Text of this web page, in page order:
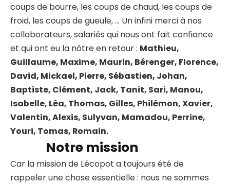
coups de bourre, les coups de chaud, les coups de
froid, les coups de gueule, … Un infini merci à nos
collaborateurs, salariés qui nous ont fait confiance
et qui ont eu la nôtre en retour : Mathieu,
Guillaume, Maxime, Maurin, Bérenger, Florence,
David, Mickael, Pierre, Sébastien, Johan,
Baptiste, Clément, Jack, Tanit, Sari, Manou,
Isabelle, Léa, Thomas, Gilles, Philémon, Xavier,
Valentin, Alexis, Sulyvan, Mamadou, Perrine,
Youri, Tomas, Romain.
Notre mission
Car la mission de Lécopot a toujours été de
rappeler une chose essentielle : nous ne sommes